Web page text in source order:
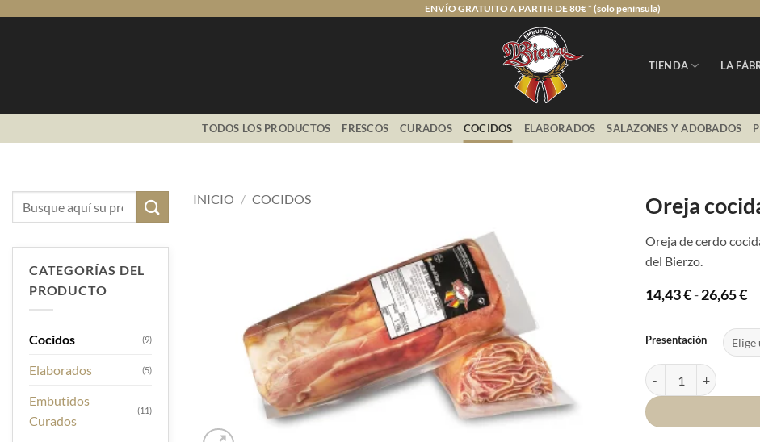
ENVÍO GRATUITO A PARTIR DE 80€ * (solo península)
TIENDA LA
TODOS LOS PRODUCTOS FRESCOS CURADOS COCIDOS ELABORADOS SALAZONES Y ADOBADOS
CATEGORÍAS DEL
PRODUCTO
Cocidos (9)
Elaborados (5)
Embutidos
Curados
(11)
INICIO / COCIDOS Oreja
Oreja de cerdo
del Bierzo.
14,43€-26,65€
Presentación
Oreja cocida de cerdo